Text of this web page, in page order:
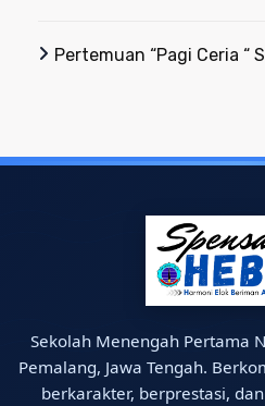
Pertemuan “Pagi Ceria “
Sekolah Menengah Pertama
Pemalang, Jawa Tengah.
berkarakter, berprestasi,